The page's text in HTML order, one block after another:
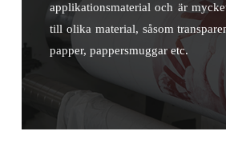
applikationsmaterial och är
till olika material, såsom
papper, pappersmuggar etc.